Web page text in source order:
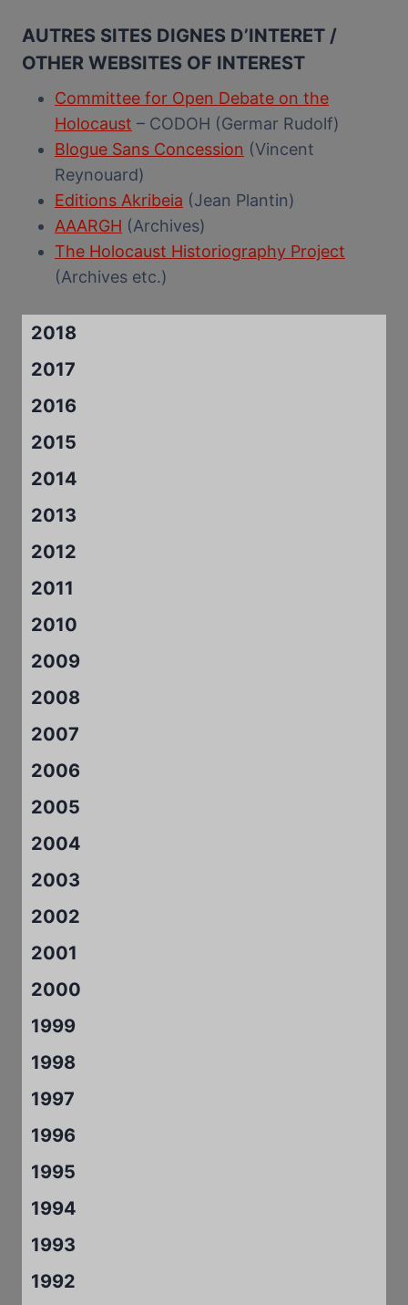
AUTRES SITES DIGNES D’INTERET /
OTHER WEBSITES OF INTEREST
Committee for Open Debate on the
Holocaust – CODOH (Germar Rudolf)
Blogue Sans Concession (Vincent
Reynouard)
Editions Akribeia (Jean Plantin)
AAARGH (Archives)
The Holocaust Historiography Project
(Archives etc.)
2018
2017
2016
2015
2014
2013
2012
2011
2010
2009
2008
2007
2006
2005
2004
2003
2002
2001
2000
1999
1998
1997
1996
1995
1994
1993
1992